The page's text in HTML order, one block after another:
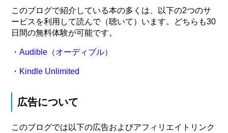
このブログで紹介している本の多くは、以下の2つのサ
ービスを利用して読んで（聴いて）います。どちらも30
日間の無料体験が可能です。
・Audible（オーディブル）
・ Kindle Unlimited
広告について
このブログでは以下の広告およびアフィリエイトリンク